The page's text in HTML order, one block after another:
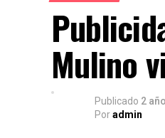
Mulino
Publicado 2
Poradmin